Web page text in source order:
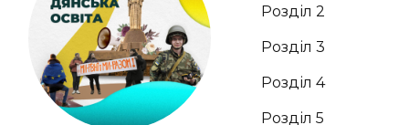
Розділ 2
Розділ 3
Розділ 4
Розділ 5